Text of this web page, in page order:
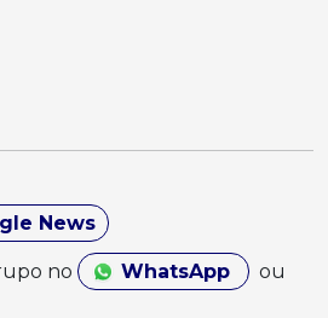
News
no WhatsApp
ou